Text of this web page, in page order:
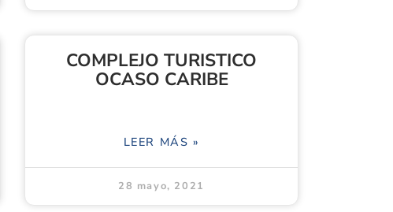
COMPLEJO TURISTICO
OCASO CARIBE
LEER MÁS »
28 mayo, 2021